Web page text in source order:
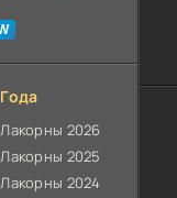
Года
Лакорны 2026
Лакорны 2025
Лакорны 2024